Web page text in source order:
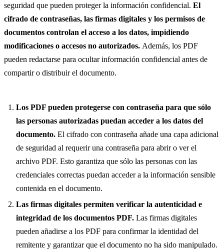
seguridad que pueden proteger la información confidencial. El
cifrado de contraseñas, las firmas digitales y los permisos de
documentos controlan el acceso a los datos, impidiendo
modificaciones o accesos no autorizados. Además, los PDF
pueden redactarse para ocultar información confidencial antes de
compartir o distribuir el documento.
Los PDF pueden protegerse con contraseña para que sólo
las personas autorizadas puedan acceder a los datos del
documento. El cifrado con contraseña añade una capa adicional
de seguridad al requerir una contraseña para abrir o ver el
archivo PDF. Esto garantiza que sólo las personas con las
credenciales correctas puedan acceder a la información sensible
contenida en el documento.
Las firmas digitales permiten verificar la autenticidad e
integridad de los documentos PDF. Las firmas digitales
pueden añadirse a los PDF para confirmar la identidad del
remitente y garantizar que el documento no ha sido manipulado.